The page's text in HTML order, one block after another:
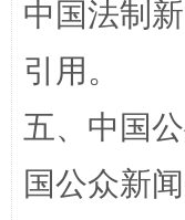
漫山遍野的桃花
中国法制
引用。
五、中国
国公众新